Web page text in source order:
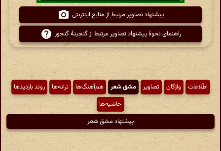
پیشنهاد تصاویر مرتبط از منابع اینترنتی
راهنمای نحوهٔ پیشنهاد تصاویر مرتبط از گنجینهٔ گنجور
اطّلاعات واژگان تصاویر مشق شعر هم‌آهنگ‌ها ترانه‌ها
روند بازدیدها
حاشیه‌ها
پیشنهاد مشق شعر